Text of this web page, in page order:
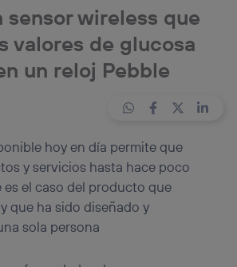
sensor wireless que
valores de glucosa
un reloj Pebble
hoy en día permite que
y servicios hasta hace poco
es el caso del producto que
que ha sido diseñado y
sola persona